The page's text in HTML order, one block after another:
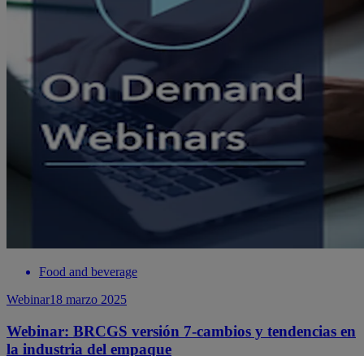
Food and beverage
Webinar18 marzo 2025
Webinar: BRCGS versión 7-cambios y tendencias en
la industria del empaque